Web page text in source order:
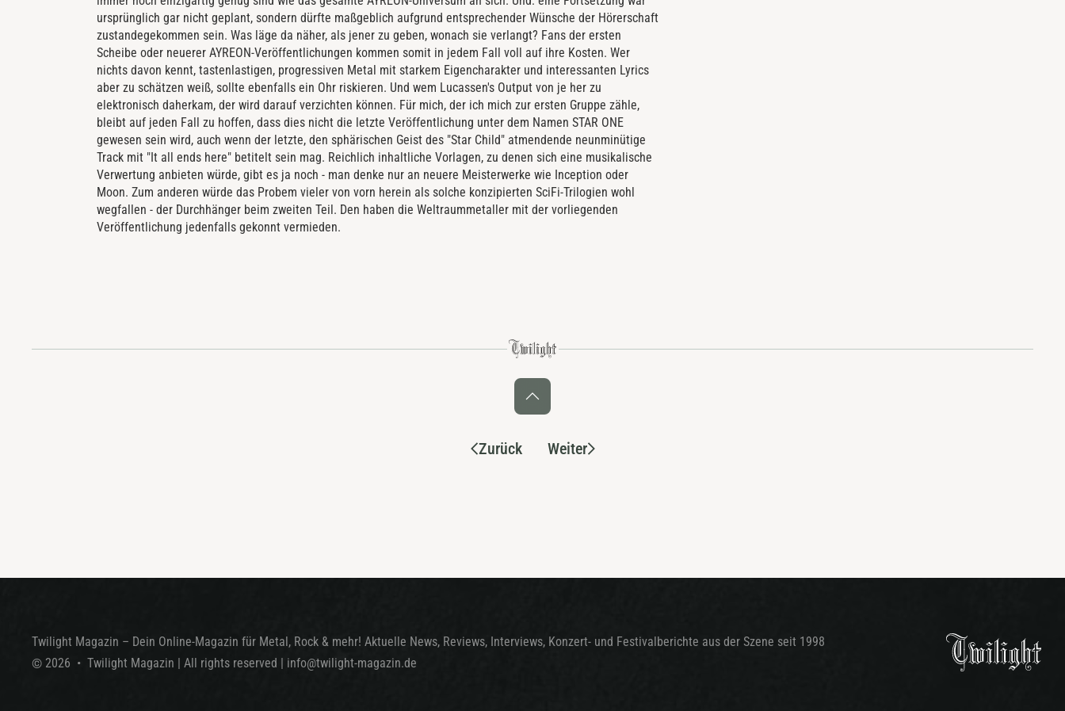
ursprünglich gar nicht geplant, sondern dürfte maßgeblich aufgrund entsprechender Wünsche der Hörerschaft
zustandegekommen sein. Was läge da näher, als jener zu geben, wonach sie verlangt? Fans der ersten
Scheibe oder neuerer AYREON-Veröffentlichungen kommen somit in jedem Fall voll auf ihre Kosten. Wer
nichts davon kennt, tastenlastigen, progressiven Metal mit starkem Eigencharakter und interessanten Lyrics
aber zu schätzen weiß, sollte ebenfalls ein Ohr riskieren. Und wem Lucassen's Output von je her zu
elektronisch daherkam, der wird darauf verzichten können. Für mich, der ich mich zur ersten Gruppe zähle,
bleibt auf jeden Fall zu hoffen, dass dies nicht die letzte Veröffentlichung unter dem Namen STAR ONE
gewesen sein wird, auch wenn der letzte, den sphärischen Geist des "Star Child" atmendende neunminütige
Track mit "It all ends here" betitelt sein mag. Reichlich inhaltliche Vorlagen, zu denen sich eine musikalische
Verwertung anbieten würde, gibt es ja noch - man denke nur an neuere Meisterwerke wie Inception oder
Moon. Zum anderen würde das Probem vieler von vorn herein als solche konzipierten SciFi-Trilogien wohl
wegfallen - der Durchhänger beim zweiten Teil. Den haben die Weltraummetaller mit der vorliegenden
Veröffentlichung jedenfalls gekonnt vermieden.
Zurück Weiter
Twilight Magazin – Dein Online-Magazin für Metal, Rock & mehr! Aktuelle News, Reviews, Interviews, Konzert- und Festivalberichte aus der Szene seit 1998
© 2026 • Twilight Magazin | All rights reserved | info@twilight-magazin.de